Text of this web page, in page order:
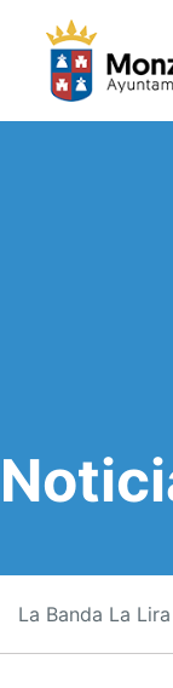
La Banda La